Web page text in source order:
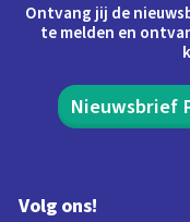
Ontvang jij de
te melden en
Nieuwsbrief
Volg ons!